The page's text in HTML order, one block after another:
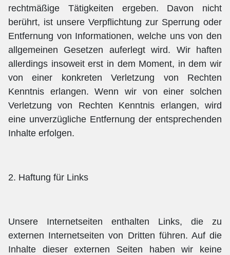
rechtmäßige Tätigkeiten ergeben. Davon nicht
berührt, ist unsere Verpflichtung zur Sperrung oder
Entfernung von Informationen, welche uns von den
allgemeinen Gesetzen auferlegt wird. Wir haften
allerdings insoweit erst in dem Moment, in dem wir
von einer konkreten Verletzung von Rechten
Kenntnis erlangen. Wenn wir von einer solchen
Verletzung von Rechten Kenntnis erlangen, wird
eine unverzügliche Entfernung der entsprechenden
Inhalte erfolgen.
2. Haftung für Links
Unsere Internetseiten enthalten Links, die zu
externen Internetseiten von Dritten führen. Auf die
Inhalte dieser externen Seiten haben wir keine